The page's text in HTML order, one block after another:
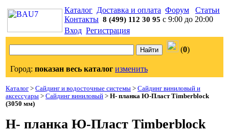
Каталог Доставка и оплата Форум
Статьи
Контакты 8 (499) 112 30 95 с 9:00 до 20:00
Вход Регистрация
(0)
Город: показан весь каталог изменить
Каталог > Сайдинг и водосточные системы > Сайдинг виниловый и
аксессуары > Сайдинг виниловый > H- планка Ю-Пласт Timberblock
(3050 мм)
H- планка Ю-Пласт Timberblock